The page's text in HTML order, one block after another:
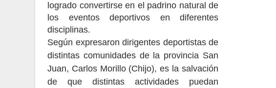
logrado convertirse en el padrino natural de
los eventos deportivos en diferentes
disciplinas.
Según expresaron dirigentes deportistas de
distintas comunidades de la provincia San
Juan, Carlos Morillo (Chijo), es la salvación
de que distintas actividades puedan